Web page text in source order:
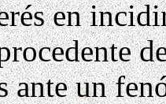
en
ante un